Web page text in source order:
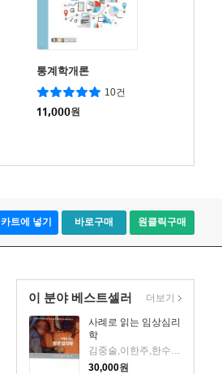
통계학개론
10건
11,000원
카트에 넣기 바로구매 원클릭구매
이 분야 베스트셀러
사례로 읽는 임상심리
학
30,000원
더보기